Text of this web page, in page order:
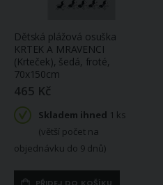
Dětská plážová osuška
KRTEK A MRAVENCI
(Krteček), šedá, froté,
70x150cm
465 Kč
Skladem ihned 1 ks
(větší počet na
objednávku do 9 dnů)